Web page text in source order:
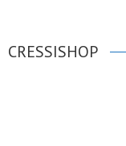
CRESSISHOP